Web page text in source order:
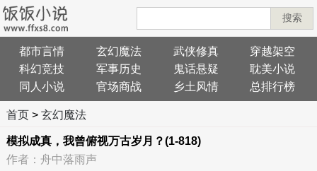
搜索
都市言情 玄幻魔法 武侠修真
穿越架空
科幻竞技
军事历史 鬼话悬疑
耽美小说
同人小说
官场商战 乡土风情 总排行榜
首页> 玄幻魔法
模拟成真，我曾俯视万古岁月？(1-818)
作者：舟中落雨声